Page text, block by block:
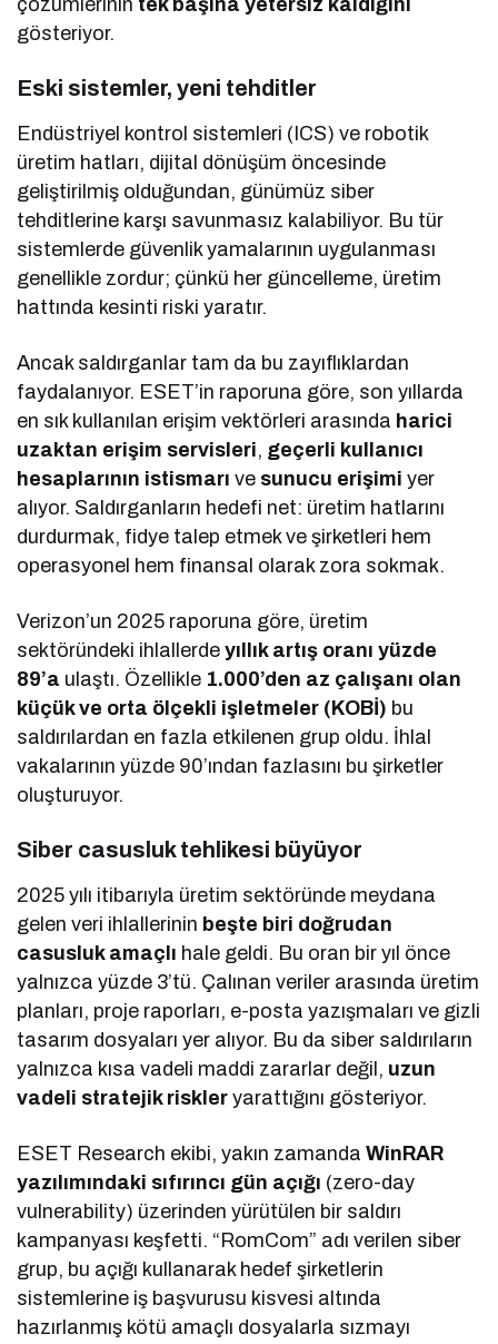
çözümlerinin tek başına yetersiz kaldığını
gösteriyor.
Eski sistemler, yeni tehditler
Endüstriyel kontrol sistemleri (ICS) ve robotik
üretim hatları, dijital dönüşüm öncesinde
geliştirilmiş olduğundan, günümüz siber
tehditlerine karşı savunmasız kalabiliyor. Bu tür
sistemlerde güvenlik yamalarının uygulanması
genellikle zordur; çünkü her güncelleme, üretim
hattında kesinti riski yaratır.
Ancak saldırganlar tam da bu zayıflıklardan
faydalanıyor. ESET’in raporuna göre, son yıllarda
en sık kullanılan erişim vektörleri arasında harici
uzaktan erişim servisleri, geçerli kullanıcı
hesaplarının istismarı ve sunucu erişimi yer
alıyor. Saldırganların hedefi net: üretim hatlarını
durdurmak, fidye talep etmek ve şirketleri hem
operasyonel hem finansal olarak zora sokmak.
Verizon’un 2025 raporuna göre, üretim
sektöründeki ihlallerdeyıllık artış oranı yüzde
89’a ulaştı. Özellikle 1.000’den az çalışanı olan
küçük ve orta ölçekli işletmeler (KOBİ) bu
saldırılardan en fazla etkilenen grup oldu. İhlal
vakalarının yüzde 90’ından fazlasını bu şirketler
oluşturuyor.
Siber casusluk tehlikesi büyüyor
2025 yılı itibarıyla üretim sektöründe meydana
gelen veri ihlallerinin beşte biri doğrudan
casusluk amaçlı hale geldi. Bu oran bir yıl önce
yalnızca yüzde 3’tü. Çalınan veriler arasında üretim
planları, proje raporları, e-posta yazışmaları ve gizli
tasarım dosyaları yer alıyor. Bu da siber saldırıların
yalnızca kısa vadeli maddi zararlar değil, uzun
vadeli stratejik riskler yarattığını gösteriyor.
ESET Research ekibi, yakın zamandaWinRAR
yazılımındaki sıfırıncı gün açığı (zero-day
vulnerability) üzerinden yürütülen bir saldırı
kampanyası keşfetti. “RomCom” adı verilen siber
grup, bu açığı kullanarak hedef şirketlerin
sistemlerine iş başvurusu kisvesi altında
hazırlanmış kötü amaçlı dosyalarla sızmayı